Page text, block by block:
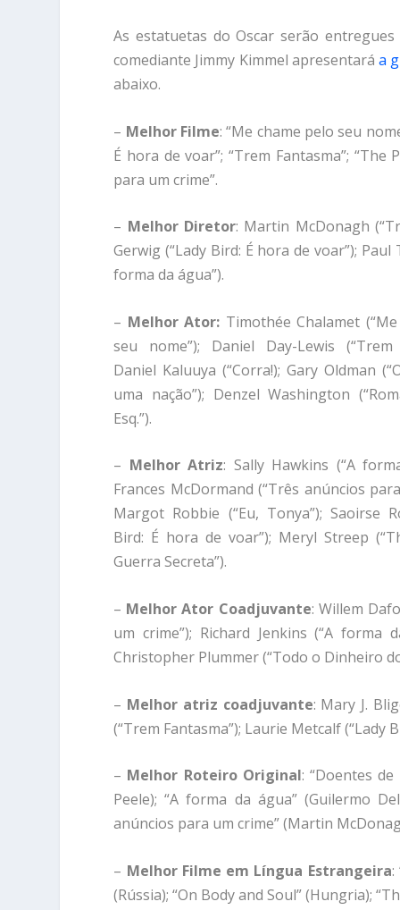
As estatuetas do Oscar serão
comediante Jimmy Kimmel apresentará a
abaixo.
– Melhor Filme: “Me chame pelo seu
É hora de voar”; “Trem Fantasma”; “The
para um crime”.
– Melhor Diretor: Martin McDonagh
Gerwig (“Lady Bird: É hora de voar”);
forma da água”).
– Melhor Ator: Timothée Chalamet
seu nome”); Daniel Day-Lewis (“Trem
Daniel Kaluuya (“Corra!); Gary Oldman
uma nação”); Denzel Washington
Esq.”).
– Melhor Atriz: Sally Hawkins (“A
Frances McDormand (“Três anúncios
Margot Robbie (“Eu, Tonya”); Saoirse
Bird: É hora de voar”); Meryl Streep
Guerra Secreta”).
– Melhor Ator Coadjuvante: Willem
um crime”); Richard Jenkins (“A forma
Christopher Plummer (“Todo o Dinheiro
– Melhor atriz coadjuvante: Mary J.
(“Trem Fantasma”); Laurie Metcalf (“Lady
– Melhor Roteiro Original: “Doentes
Peele); “A forma da água” (Guilermo
anúncios para um crime” (Martin
– Melhor Filme em Língua Estrangeira:
(Rússia); “On Body and Soul” (Hungria);